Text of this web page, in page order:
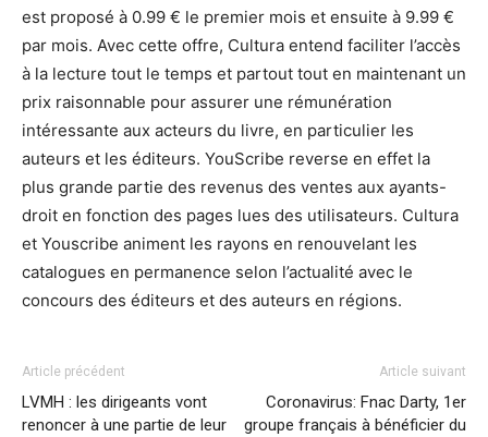
est proposé à 0.99 € le premier mois et ensuite à 9.99 €
par mois. Avec cette offre, Cultura entend faciliter l’accès
à la lecture tout le temps et partout tout en maintenant un
prix raisonnable pour assurer une rémunération
intéressante aux acteurs du livre, en particulier les
auteurs et les éditeurs. YouScribe reverse en effet la
plus grande partie des revenus des ventes aux ayants-
droit en fonction des pages lues des utilisateurs. Cultura
et Youscribe animent les rayons en renouvelant les
catalogues en permanence selon l’actualité avec le
concours des éditeurs et des auteurs en régions.
Article précédent
LVMH : les dirigeants vont
renoncer à une partie de leur
Article suivant
Coronavirus: Fnac Darty, 1er
groupe français à bénéficier du